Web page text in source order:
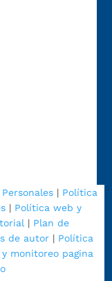
| Política
| Política web y
| Plan de
de autor| Política
y monitoreo pagina